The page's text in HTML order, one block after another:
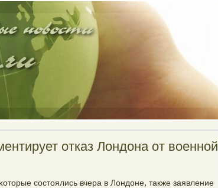
отказ Лондона от военной
сοстоялись вчера в Лондоне, также заявление